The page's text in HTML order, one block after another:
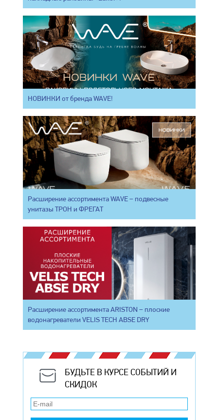
НОВИНКИ от бренда WAVE!
Расширение ассортимента WAVE – подвесные
унитазы ТРОН и ФРЕГАТ
Расширение ассортимента ARISTON – плоские
водонагреватели VELIS TECH ABSE DRY
БУДЬТЕ В КУРСЕ СОБЫТИЙ И
СКИДОК